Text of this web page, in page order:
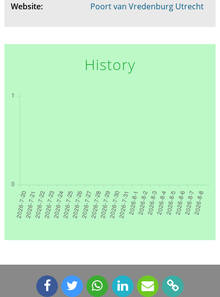
Website: Poort van Vredenburg Utrecht
History